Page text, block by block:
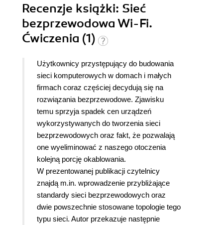
Recenzje książki: Sieć
bezprzewodowa Wi-Fi.
Ćwiczenia (1)
Użytkownicy przystępujący do budowania
sieci komputerowych w domach i małych
firmach coraz częściej decydują się na
rozwiązania bezprzewodowe. Zjawisku
temu sprzyja spadek cen urządzeń
wykorzystywanych do tworzenia sieci
bezprzewodowych oraz fakt, że pozwalają
one wyeliminować z naszego otoczenia
kolejną porcję okablowania.
W prezentowanej publikacji czytelnicy
znajdą m.in. wprowadzenie przybliżające
standardy sieci bezprzewodowych oraz
dwie powszechnie stosowane topologie tego
typu sieci. Autor przekazuje następnie